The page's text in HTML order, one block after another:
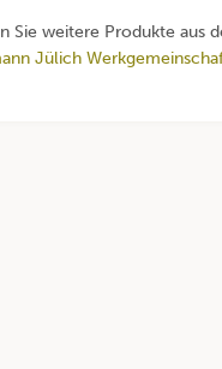
Sie weitere Produkte aus
Jülich